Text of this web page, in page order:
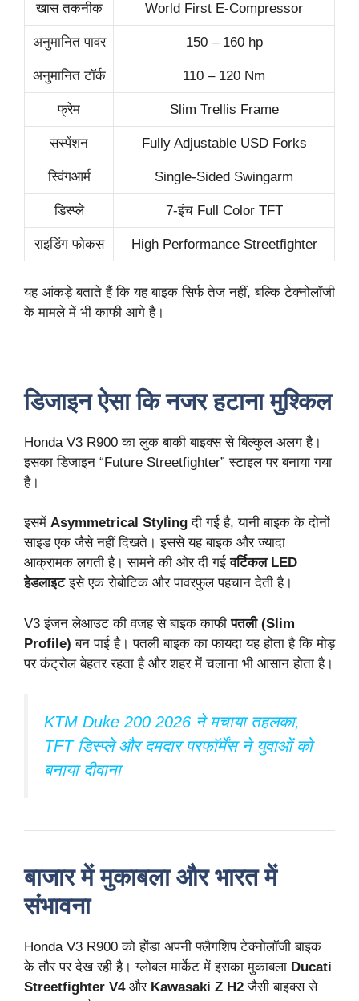
खास तकनीक World First E-Compressor
अनुमानित पावर 150 – 160 hp
अनुमानित टॉर्क 110 – 120 Nm
फ्रेम Slim Trellis Frame
सस्पेंशन Fully Adjustable USD Forks
स्विंगआर्म Single-Sided Swingarm
डिस्प्ले 7-इंच Full Color TFT
राइडिंग फोकस High Performance Streetfighter
यह आंकड़े बताते हैं कि यह बाइक सिर्फ तेज नहीं, बल्कि टेक्नोलॉजी
के मामले में भी काफी आगे है।
डिजाइन ऐसा कि नजर हटाना मुश्किल
Honda V3 R900 का लुक बाकी बाइक्स से बिल्कुल अलग है।
इसका डिजाइन “Future Streetfighter” स्टाइल पर बनाया गया
है।
इसमें Asymmetrical Styling दी गई है, यानी बाइक के दोनों
साइड एक जैसे नहीं दिखते। इससे यह बाइक और ज्यादा
आक्रामक लगती है। सामने की ओर दी गईवर्टिकल LED
हेडलाइटइसे एक रोबोटिक और पावरफुल पहचान देती है।
V3 इंजन लेआउट की वजह से बाइक काफीपतली (Slim
Profile) बन पाई है। पतली बाइक का फायदा यह होता है कि मोड़
पर कंट्रोल बेहतर रहता है और शहर में चलाना भी आसान होता है।
KTM Duke 200 2026 ने मचाया तहलका,
TFT डिस्प्ले और दमदार परफॉर्मेंस ने युवाओं को
बनाया दीवाना
बाजार में मुकाबला और भारत में
संभावना
Honda V3 R900 को होंडा अपनी फ्लैगशिप टेक्नोलॉजी बाइक
के तौर पर देख रही है। ग्लोबल मार्केट में इसका मुकाबला Ducati
Streetfighter V4और Kawasaki Z H2 जैसी बाइक्स से